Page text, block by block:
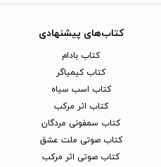
کتاب‌های پیشنهادی
کتاب بادام
کتاب کیمیاگر
کتاب اسب سیاه
کتاب اثر مرکب
کتاب سمفونی مردگان
کتاب صوتی ملت عشق
کتاب صوتی اثر مرکب